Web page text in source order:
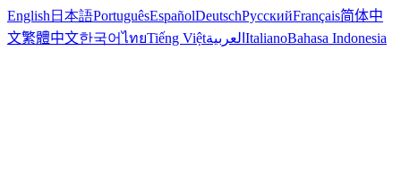
English 日本語PortuguêsEspañolDeutschРусскийFrançais简体中
文繁體中文한국어ไทยTiếng Việtالعربية ItalianoBahasa Indonesia